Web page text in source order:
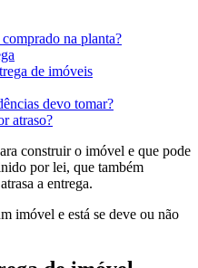
na planta?
de imóveis
devo tomar?
atraso?
construir o imóvel e que pode
por lei, que também
a entrega.
imóvel e está se deve ou não